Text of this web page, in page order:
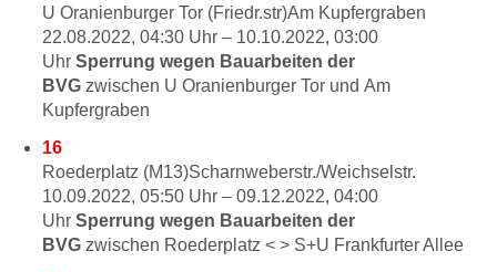
U Oranienburger Tor (Friedr.str)Am Kupfergraben
22.08.2022, 04:30 Uhr – 10.10.2022, 03:00
Uhr Sperrung wegen Bauarbeiten der
BVG zwischen U Oranienburger Tor und Am
Kupfergraben
16
Roederplatz (M13)Scharnweberstr./Weichselstr.
10.09.2022, 05:50 Uhr – 09.12.2022, 04:00
Uhr Sperrung wegen Bauarbeiten der
BVG zwischen Roederplatz < > S+U Frankfurter Allee